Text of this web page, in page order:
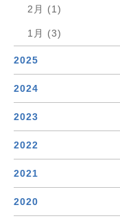
2月 (1)
1月 (3)
2025
2024
2023
2022
2021
2020